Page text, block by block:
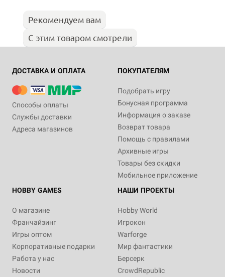
Рекомендуем вам
С этим товаром смотрели
ДОСТАВКА И ОПЛАТА
Способы оплаты
Службы доставки
Адреса магазинов
ПОКУПАТЕЛЯМ
Подобрать игру
Бонусная программа
Информация о заказе
Возврат товара
Помощь с правилами
Архивные игры
Товары без скидки
Мобильное приложение
HOBBY GAMES
О магазине
Франчайзинг
Игры оптом
Корпоративные подарки
Работа у нас
Новости
НАШИ ПРОЕКТЫ
Hobby World
Игрокон
Warforge
Мир фантастики
Берсерк
CrowdRepublic